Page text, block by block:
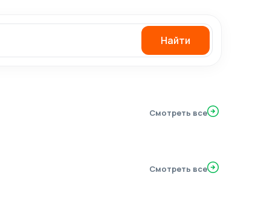
Найти
Смотреть все
Смотреть все